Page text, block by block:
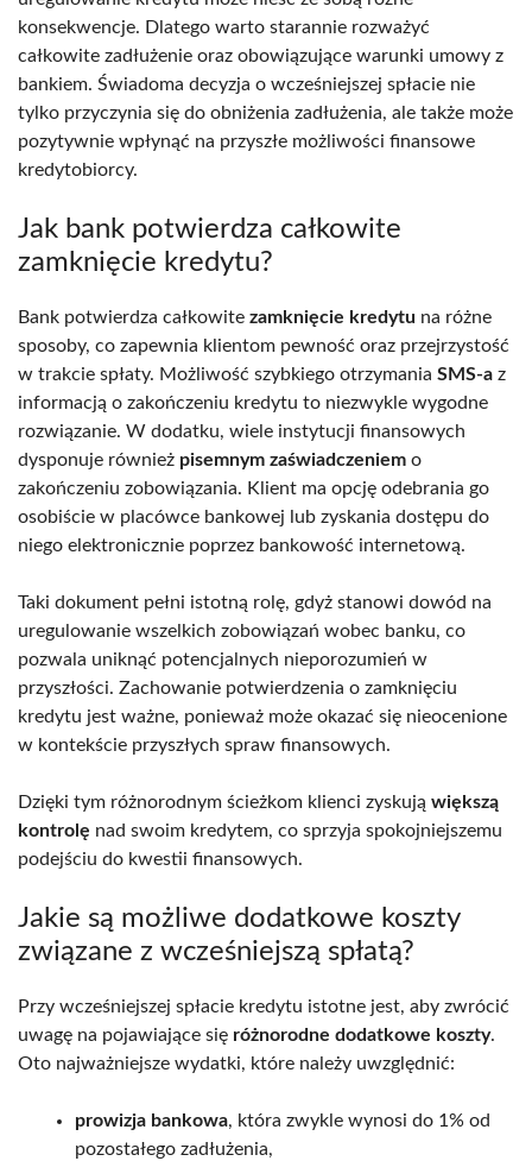
konsekwencje. Dlatego warto starannie rozważyć
całkowite zadłużenie oraz obowiązujące warunki umowy z
bankiem. Świadoma decyzja o wcześniejszej spłacie nie
tylko przyczynia się do obniżenia zadłużenia, ale także może
pozytywnie wpłynąć na przyszłe możliwości finansowe
kredytobiorcy.
Jak bank potwierdza całkowite
zamknięcie kredytu?
Bank potwierdza całkowite zamknięcie kredytu na różne
sposoby, co zapewnia klientom pewność oraz przejrzystość
w trakcie spłaty. Możliwość szybkiego otrzymania SMS-a z
informacją o zakończeniu kredytu to niezwykle wygodne
rozwiązanie. W dodatku, wiele instytucji finansowych
dysponuje również pisemnym zaświadczeniem o
zakończeniu zobowiązania. Klient ma opcję odebrania go
osobiście w placówce bankowej lub zyskania dostępu do
niego elektronicznie poprzez bankowość internetową.
Taki dokument pełni istotną rolę, gdyż stanowi dowód na
uregulowanie wszelkich zobowiązań wobec banku, co
pozwala uniknąć potencjalnych nieporozumień w
przyszłości. Zachowanie potwierdzenia o zamknięciu
kredytu jest ważne, ponieważ może okazać się nieocenione
w kontekście przyszłych spraw finansowych.
Dzięki tym różnorodnym ścieżkom klienci zyskują większą
kontrolę nad swoim kredytem, co sprzyja spokojniejszemu
podejściu do kwestii finansowych.
Jakie są możliwe dodatkowe koszty
związane z wcześniejszą spłatą?
Przy wcześniejszej spłacie kredytu istotne jest, aby zwrócić
uwagę na pojawiające się różnorodne dodatkowe koszty.
Oto najważniejsze wydatki, które należy uwzględnić:
prowizja bankowa, która zwykle wynosi do 1% od
pozostałego zadłużenia,